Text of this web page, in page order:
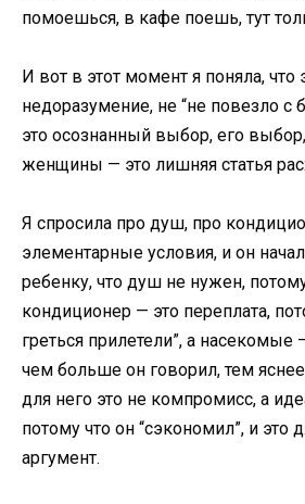
помоешься, в кафе поешь, тут
И вот в этот момент я поняла, что
недоразумение, не “не повезло с
это осознанный выбор, его
женщины — это лишняя статья
Я спросила про душ, про
элементарные условия, и он
ребенку, что душ не нужен,
кондиционер — это переплата,
греться прилетели”, а насекомые
чем больше он говорил, тем
для него это не компромисс, а
потому что он “сэкономил”, и это
аргумент.